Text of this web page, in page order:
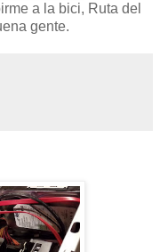
a la bici, Ruta del
gente.